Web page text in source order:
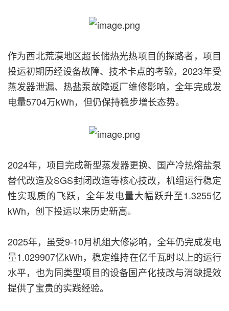
作为西北荒漠地区超长储热光热项目的探路者，项目
投运初期历经设备故障、技术卡点的考验，2023年受
蒸发器泄漏、热盐泵故障返厂维修影响，全年完成发
电量5704万kWh，但仍保持稳步增长态势。
2024年，项目完成新型蒸发器更换、国产冷热熔盐泵
替代改造及SGS封闭改造等核心技改，机组运行稳定
性实现质的飞跃，全年发电量大幅跃升至1.3255亿
kWh，创下投运以来历史新高。
2025年，虽受9-10月机组大修影响，全年仍完成发电
量1.029907亿kWh，稳定维持在亿千瓦时以上的运行
水平，也为同类型项目的设备国产化技改与消缺提效
提供了宝贵的实践经验。